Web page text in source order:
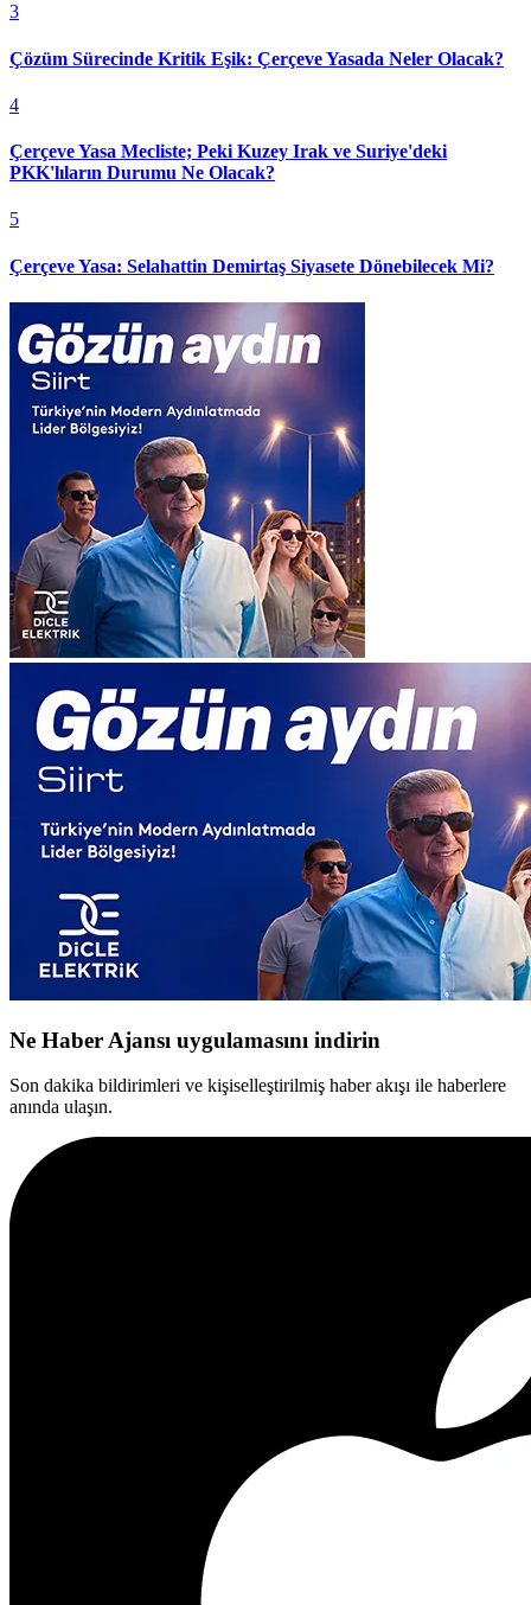
3
Çözüm Sürecinde Kritik Eşik: Çerçeve Yasada Neler Olacak?
4
Çerçeve Yasa Mecliste; Peki Kuzey Irak ve Suriye'deki
PKK'lıların Durumu Ne Olacak?
5
Çerçeve Yasa: Selahattin Demirtaş Siyasete Dönebilecek Mi?
Ne Haber Ajansı uygulamasını indirin
Son dakika bildirimleri ve kişiselleştirilmiş haber akışı ile haberlere
anında ulaşın.